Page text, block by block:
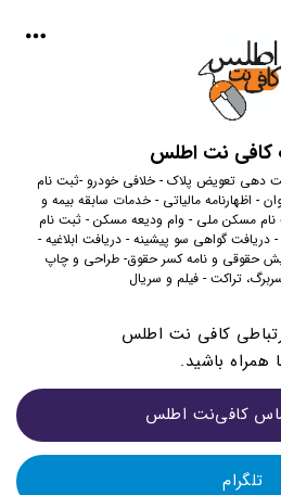
نت اطلس
دهی تعویض پلاک - خلافی خودرو -ثبت نام
- اظهارنامه مالیاتی - خدمات سابقه بیمه و
نام مسکن ملی - وام ودیعه مسکن - ثبت نام
دریافت گواهی سو پیشینه - دریافت ابلاغیه -
حقوقی و نامه کسر حقوق- طراحی و چاپ
تراکت - فیلم و سریال
کافی نت اطلس
همراه باشید.
اطلس
تلگرام